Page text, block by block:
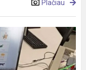
Plačiau